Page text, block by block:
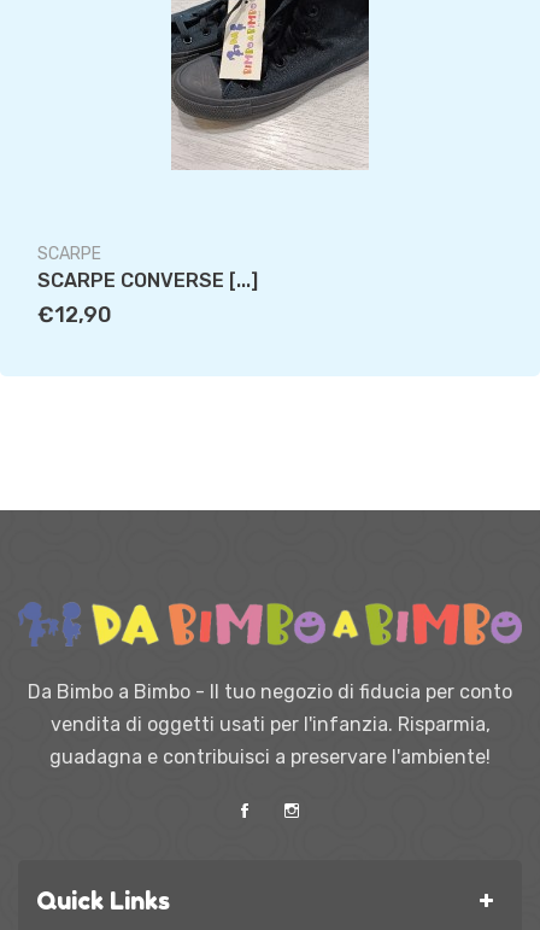
SCARPE
SCARPE CONVERSE [...]
€12,90
Da Bimbo a Bimbo - Il tuo negozio di fiducia per conto
vendita di oggetti usati per l'infanzia. Risparmia,
guadagna e contribuisci a preservare l'ambiente!
Quick Links